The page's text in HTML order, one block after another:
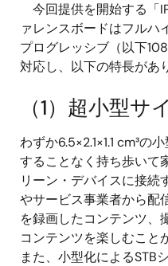
今回提供を開始する「
ァレンスボードはフルハ
プログレッシブ（以下
対応し、以下の特長があ
（1）超小型サ
わずか6.5×2.1×1.1 cm³の
することなく持ち歩いて
リーン・デバイスに接続
やサービス事業者から配
を録画したコンテンツ、
コンテンツを楽しむこと
また、小型化によるSTB